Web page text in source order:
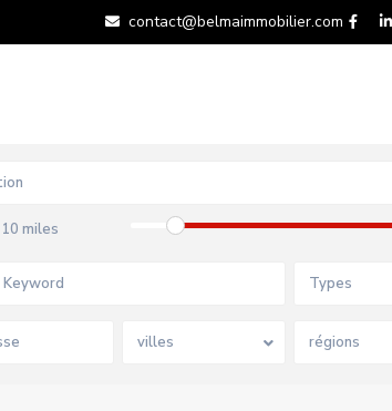
contact@belmaimmobilier.com
10 miles
Types
villes régions